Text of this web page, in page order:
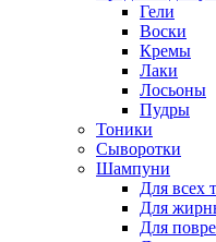
Гели
Воски
Кремы
Лаки
Лосьоны
Пудры
Тоники
Сыворотки
Шампуни
Для всех
Для
Для